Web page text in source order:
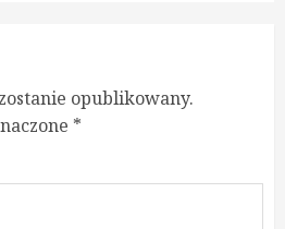
opublikowany.
*